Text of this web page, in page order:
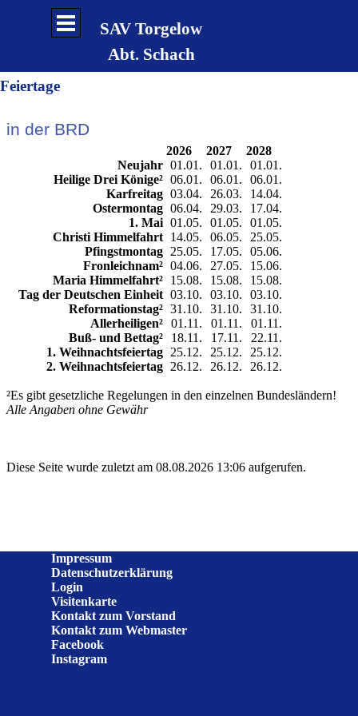
Direkt zum Seiteninhalt
SAV Torgelow
Abt. Schach
Menü überspringen
Feiertage
in der BRD
2026 2027
2028
Neujahr 01.01. 01.01.
01.01.
Heilige Drei Könige² 06.01. 06.01.
06.01.
Karfreitag 03.04. 26.03.
14.04.
Ostermontag 06.04. 29.03.
17.04.
1. Mai 01.05. 01.05.
01.05.
Christi Himmelfahrt 14.05. 06.05.
25.05.
Pfingstmontag 25.05. 17.05.
05.06.
Fronleichnam² 04.06. 27.05.
15.06.
Maria Himmelfahrt² 15.08. 15.08.
15.08.
Tag der Deutschen Einheit 03.10. 03.10.
03.10.
Reformationstag² 31.10. 31.10.
31.10.
Allerheiligen² 01.11. 01.11.
01.11.
Buß- und Bettag²
18.11. 17.11.
22.11.
1. Weihnachtsfeiertag 25.12. 25.12.
25.12.
2. Weihnachtsfeiertag 26.12. 26.12. 26.12.
²Es gibt gesetzliche Regelungen in den einzelnen Bundesländern!
Alle Angaben ohne Gewähr
Diese Seite wurde zuletzt am 08.08.2026 13:06 aufgerufen.
Impressum
Datenschutzerklärung
Login
Visitenkarte
Kontakt zum Vorstand
Kontakt zum Webmaster
Facebook
Instagram